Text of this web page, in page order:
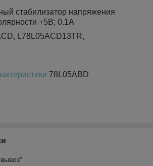
стабилизатор напряжения
+5В; 0.1А
L78L05ACD13TR,
78L05ABD